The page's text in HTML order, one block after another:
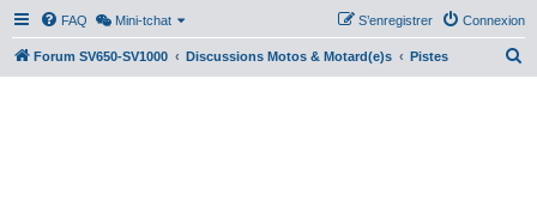
FAQ Mini-tchat Connexion
S’enregistrer
Forum SV650-SV1000 Discussions Motos & Motard(e)s Pistes